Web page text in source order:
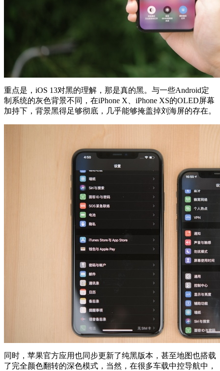
重点是，iOS 13对黑的理解，那是真的黑。与一些Android定
制系统的灰色背景不同，在iPhone X、iPhone XS的OLED屏幕
加持下，背景黑得足够彻底，几乎能够掩盖掉刘海屏的存在。
同时，苹果官方应用也同步更新了纯黑版本，甚至地图也搭载
了完全颜色翻转的深色模式，当然，在很多车载中控导航中，